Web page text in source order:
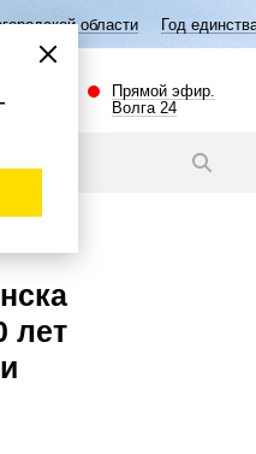
Год единства народов России
Прямой эфир.
Волга 24
лет